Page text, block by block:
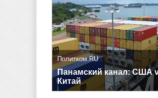
Политком.RU
Панамский канал: США
Китай